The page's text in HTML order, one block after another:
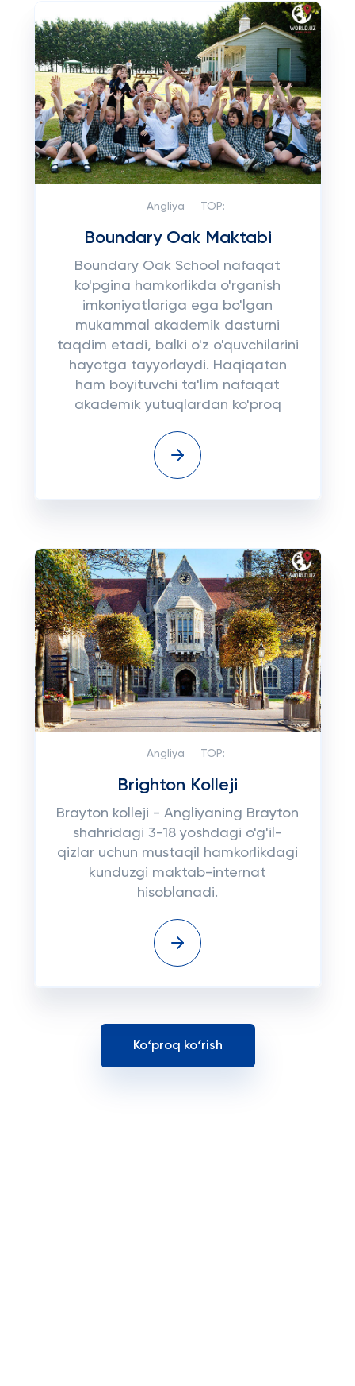
Angliya TOP:
Boundary Oak Maktabi
Boundary Oak School nafaqat
ko'pgina hamkorlikda o'rganish
imkoniyatlariga ega bo'lgan
mukammal akademik dasturni
taqdim etadi, balki o'z o'quvchilarini
hayotga tayyorlaydi. Haqiqatan
ham boyituvchi ta'lim nafaqat
akademik yutuqlardan ko'proq
Angliya TOP:
Brighton Kolleji
Brayton kolleji - Angliyaning Brayton
shahridagi 3-18 yoshdagi o'g'il-
qizlar uchun mustaqil hamkorlikdagi
kunduzgi maktab-internat
hisoblanadi.
Koʻproq koʻrish